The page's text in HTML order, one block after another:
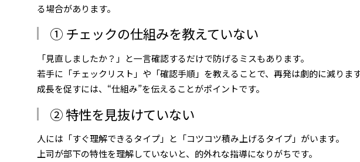
る場合があります。
① チェックの仕組みを教えていない
「見直しましたか？」と一言確認するだけで防げるミスもあります。
若手に「チェックリスト」や「確認手順」を教えることで、再発は劇的に減りま
成長を促すには、“仕組み”を伝えることがポイントです。
② 特性を見抜けていない
人には「すぐ理解できるタイプ」と「コツコツ積み上げるタイプ」がいます。
上司が部下の特性を理解していないと、的外れな指導になりがちです。